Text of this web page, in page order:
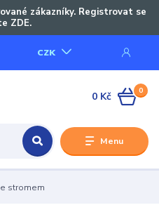
zákazníky. Registrovat se
ZDE.
Menu
CZK
0
0 Kč
stromem